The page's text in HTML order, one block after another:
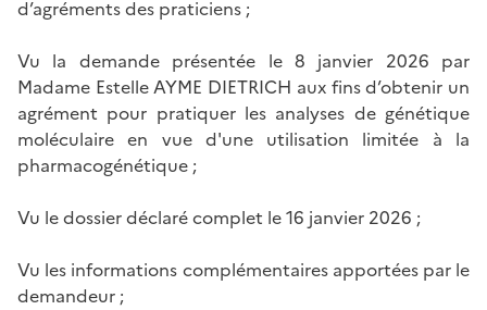
d’agréments des praticiens ;
Vu la demande présentée le 8 janvier 2026 par
Madame Estelle AYME DIETRICH aux fins d’obtenir un
agrément pour pratiquer les analyses de génétique
moléculaire en vue d'une utilisation limitée à la
pharmacogénétique ;
Vu le dossier déclaré complet le 16 janvier 2026 ;
Vu les informations complémentaires apportées par le
demandeur ;